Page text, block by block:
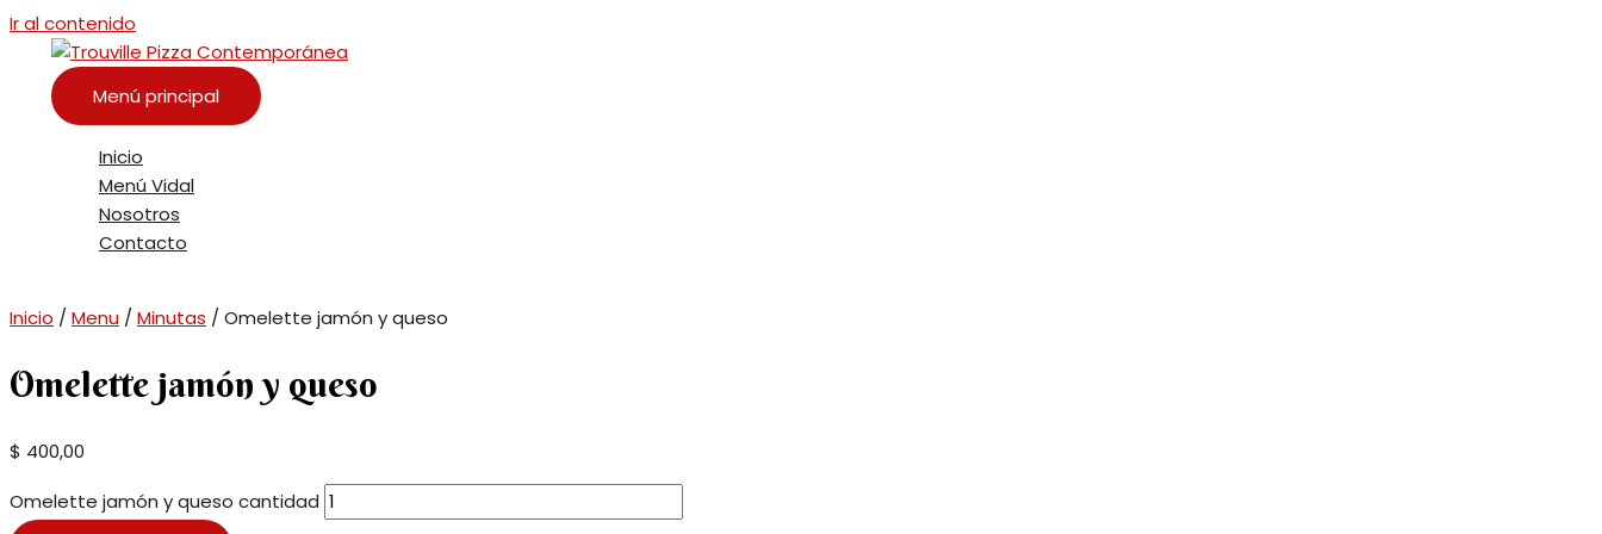
Ir al contenido
Menú principal
Inicio
Menú Vidal
Nosotros
Contacto
Inicio / Menu / Minutas / Omelette jamón y queso
Omelette jamón y queso
$ 400,00
Omelette jamón y queso cantidad